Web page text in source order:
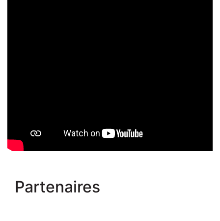
Partenaires